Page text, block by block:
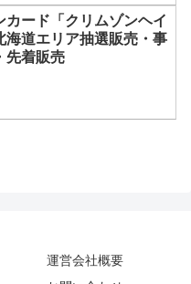
カード「クリムゾンヘイ
海道エリア抽選販売・事
先着販売
運営会社概要